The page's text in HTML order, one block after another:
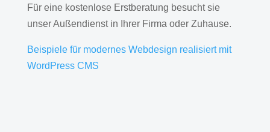
Für eine kostenlose Erstberatung besucht sie
unser Außendienst in Ihrer Firma oder Zuhause.
Beispiele für modernes Webdesign realisiert mit
WordPress CMS